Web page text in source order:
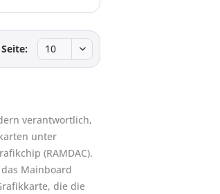
verantwortlich,
unter
(RAMDAC).
Mainboard
die die